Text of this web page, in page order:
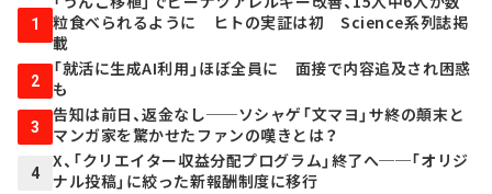
1
粒食べられるように ヒトの実証は初 Science系列誌掲
載
2
「就活に生成AI利用」ほぼ全員に 面接で内容追及され困惑
も
3
告知は前日、返金なし──ソシャゲ「文マヨ」サ終の顛末と
マンガ家を驚かせたファンの嘆きとは？
4
X、「クリエイター収益分配プログラム」終了へ──「オリジ
ナル投稿」に絞った新報酬制度に移行